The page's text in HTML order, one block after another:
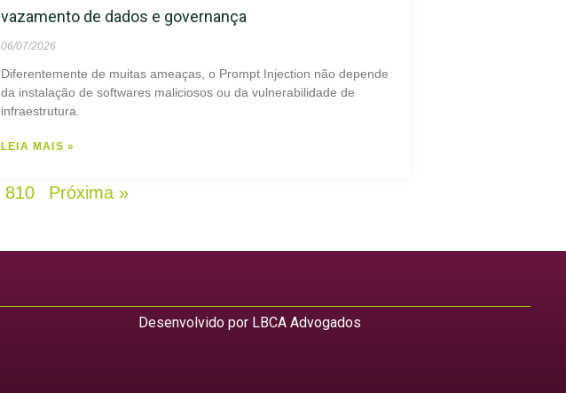
vazamento de dados e governança
06/07/2026
Diferentemente de muitas ameaças, o Prompt Injection não depende
da instalação de softwares maliciosos ou da vulnerabilidade de
infraestrutura.
LEIA MAIS »
810 Próxima »
Desenvolvido por LBCA Advogados